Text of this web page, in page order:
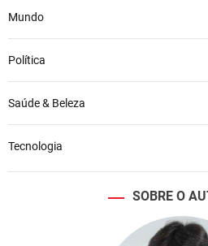
Mundo
Política
Saúde & Beleza
Tecnologia
SOBRE O